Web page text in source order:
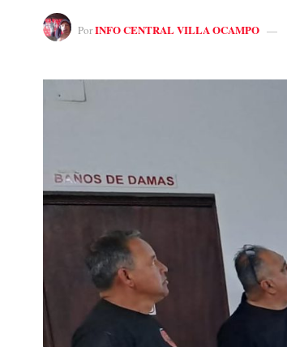
PorINFO CENTRAL VILLA OCAMPO